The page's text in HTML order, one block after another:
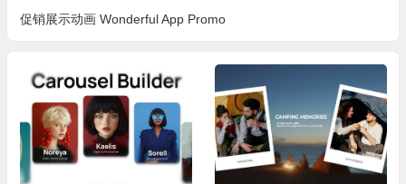
促销展示动画 Wonderful App Promo